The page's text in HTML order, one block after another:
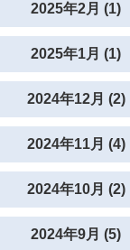
2025年2月 (1)
2025年1月 (1)
2024年12月 (2)
2024年11月 (4)
2024年10月 (2)
2024年9月 (5)